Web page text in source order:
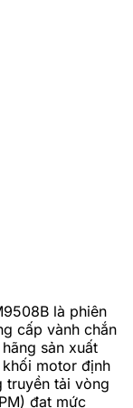
là phiên
cấp vành chắn
sản xuất
motor định
truyền tải vòng
đạt mức